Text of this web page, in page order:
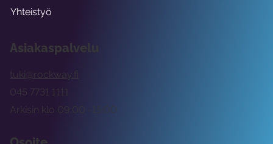
Asiakaspalvelu
tuki@rockway.fi
Arkisin klo 09:00 -15:00
045 7731 1111
Yhteistyö